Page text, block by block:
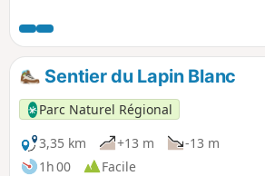
sont principalement des chemins, entre
Sentier du Lapin Blanc
Parc Naturel Régional
3,35 km
+13 m
-13 m
1h 00
Facile